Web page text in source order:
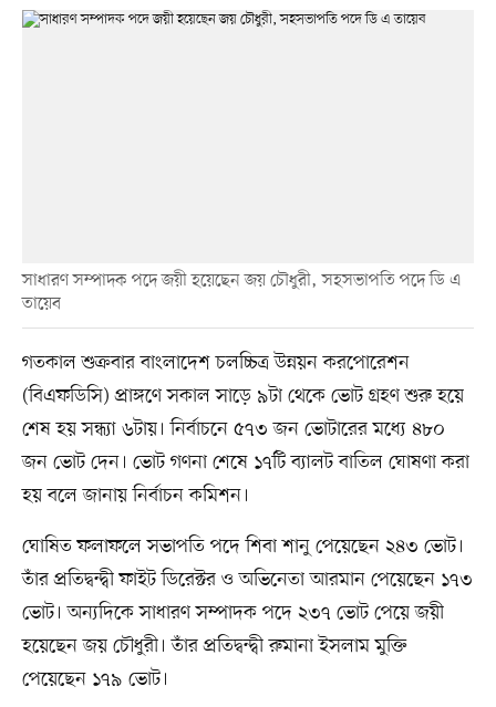
সাধারণ সম্পাদক পদে জয়ী হয়েছেন জয় চৌধুরী, সহসভাপতি পদে ডি এ
তায়েব
গতকাল শুক্রবার বাংলাদেশ চলচ্চিত্র উন্নয়ন করপোরেশন
(বিএফডিসি) প্রাঙ্গণে সকাল সাড়ে ৯টা থেকে ভোট গ্রহণ শুরু হয়ে
শেষ হয় সন্ধ্যা ৬টায়। নির্বাচনে ৫৭৩ জন ভোটারের মধ্যে ৪৮০
জন ভোট দেন। ভোট গণনা শেষে ১৭টি ব্যালট বাতিল ঘোষণা করা
হয় বলে জানায় নির্বাচন কমিশন।
ঘোষিত ফলাফলে সভাপতি পদে শিবা শানু পেয়েছেন ২৪৩ ভোট।
তাঁর প্রতিদ্বন্দ্বী ফাইট ডিরেক্টর ও অভিনেতা আরমান পেয়েছেন ১৭৩
ভোট। অন্যদিকে সাধারণ সম্পাদক পদে ২৩৭ ভোট পেয়ে জয়ী
হয়েছেন জয় চৌধুরী। তাঁর প্রতিদ্বন্দ্বী রুমানা ইসলাম মুক্তি
পেয়েছেন ১৭৯ ভোট।